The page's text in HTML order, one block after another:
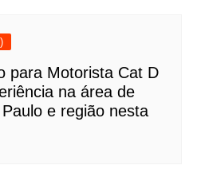
para Motorista Cat D
na área de
e região nesta